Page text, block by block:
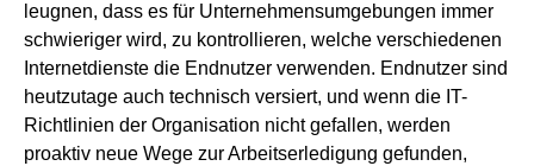
leugnen, dass es für Unternehmensumgebungen immer
schwieriger wird, zu kontrollieren, welche verschiedenen
Internetdienste die Endnutzer verwenden. Endnutzer sind
heutzutage auch technisch versiert, und wenn die IT-
Richtlinien der Organisation nicht gefallen, werden
proaktiv neue Wege zur Arbeitserledigung gefunden,